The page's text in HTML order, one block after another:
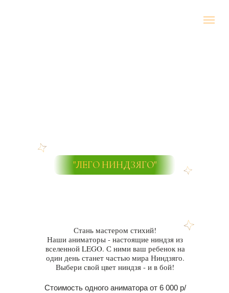
"ЛЕГО НИНДЗЯГО"
Стоимость одного аниматора от 6 000 р/
Стань мастером стихий!
Наши аниматоры - настоящие ниндзя из
вселенной LEGO. С ними ваш ребенок на
один день станет частью мира Ниндзяго.
Выбери свой цвет ниндзя - и в бой!